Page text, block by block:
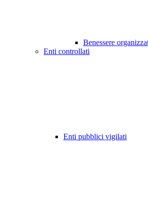
Benessere
Enti controllati
Enti pubblici vigilati